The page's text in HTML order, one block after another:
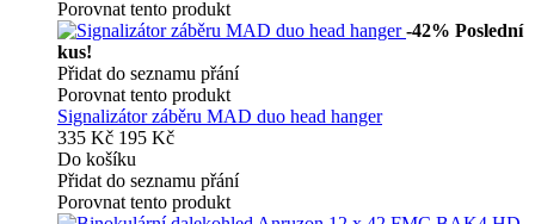
Porovnat tento produkt
-42% Poslední
kus!
Přidat do seznamu přání
Porovnat tento produkt
Signalizátor záběru MAD duo head hanger
335 Kč 195 Kč
Do košíku
Přidat do seznamu přání
Porovnat tento produkt